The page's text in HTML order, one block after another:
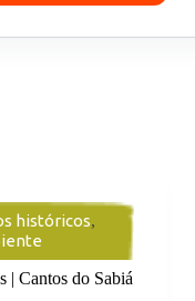
históricos,
| Cantos do Sabiá